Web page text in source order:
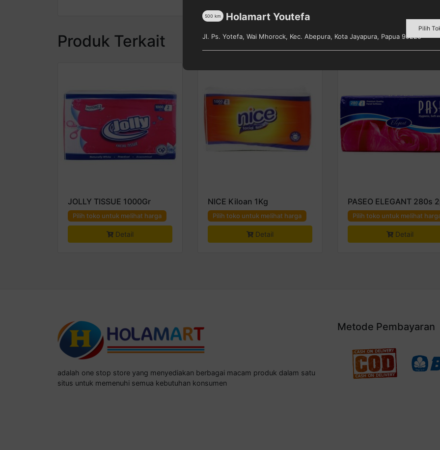
Produk Terkait
JOLLY TISSUE 1000Gr
Pilih toko untuk melihat harga
Detail
NICE Kiloan 1Kg
Pilih toko untuk melihat harga
Detail
PASEO ELEGANT 280s
Pilih toko untuk melihat
Detail
adalah one stop store yang menyediakan berbagai macam produk dalam satu
situs untuk memenuhi semua kebutuhan konsumen
Metode Pembayaran
Holamart Youtefa
500 km
Jl. Ps. Yotefa, Wai Mhorock, Kec. Abepura, Kota Jayapura, Papua 99225
Pilih